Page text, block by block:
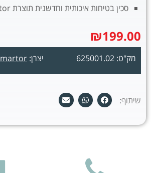
מק"ט: 625001.02 יצרן: martor
סכין בטיחות איכותית וחדשנית תוצרת martor גרמניה
₪199.00
שיתוף: